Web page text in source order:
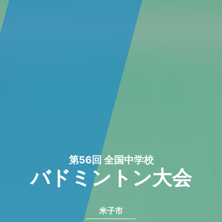
第56回 全国中学校
バドミントン大会
米子市